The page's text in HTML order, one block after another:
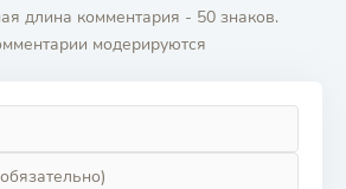
длина комментария - 50 знаков.
модерируются